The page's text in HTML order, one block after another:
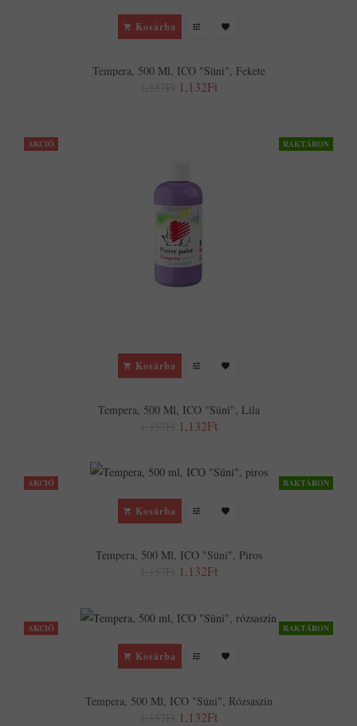
Kosárba
Tempera, 500 Ml, ICO "Süni", Fekete
1,132Ft
AKCIÓ RAKTÁRON
Kosárba
Tempera, 500 Ml, ICO "Süni", Lila
1,132Ft
AKCIÓ RAKTÁRON
Kosárba
Tempera, 500 Ml, ICO "Süni", Piros
1,132Ft
AKCIÓ RAKTÁRON
Kosárba
Tempera, 500 Ml, ICO "Süni", Rózsaszín
1,132Ft